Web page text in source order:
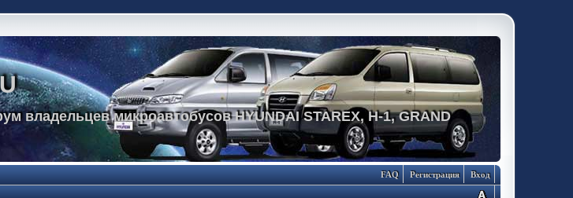
владельцев микроавтобусов HYUNDAI STAREX, H-1, GRAND
Вход
Регистрация
FAQ